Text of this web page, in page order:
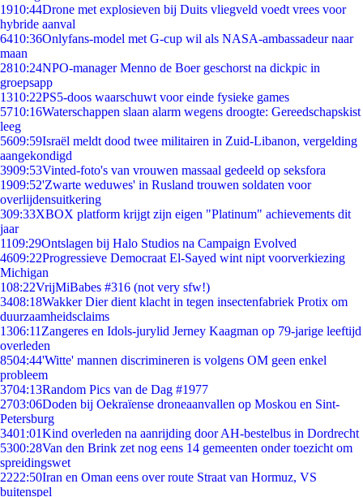
1910:44Drone met explosieven bij Duits vliegveld voedt vrees voor
hybride aanval
6410:36Onlyfans-model met G-cup wil als NASA-ambassadeur naar
maan
2810:24NPO-manager Menno de Boer geschorst na dickpic in
groepsapp
1310:22PS5-doos waarschuwt voor einde fysieke games
5710:16Waterschappen slaan alarm wegens droogte: Gereedschapskist
leeg
5609:59Israël meldt dood twee militairen in Zuid-Libanon, vergelding
aangekondigd
3909:53Vinted-foto's van vrouwen massaal gedeeld op seksfora
1909:52'Zwarte weduwes' in Rusland trouwen soldaten voor
overlijdensuitkering
309:33XBOX platform krijgt zijn eigen "Platinum" achievements dit
jaar
1109:29Ontslagen bij Halo Studios na Campaign Evolved
4609:22Progressieve Democraat El-Sayed wint nipt voorverkiezing
Michigan
108:22VrijMiBabes #316 (not very sfw!)
3408:18Wakker Dier dient klacht in tegen insectenfabriek Protix om
duurzaamheidsclaims
1306:11 Zangeres en Idols-jurylid Jerney Kaagman op 79-jarige leeftijd
overleden
8504:44'Witte' mannen discrimineren is volgens OM geen enkel
probleem
3704:13Random Pics van de Dag #1977
2703:06Doden bij Oekraïense droneaanvallen op Moskou en Sint-
Petersburg
3401:01Kind overleden na aanrijding door AH-bestelbus in Dordrecht
5300:28Van den Brink zet nog eens 14 gemeenten onder toezicht om
spreidingswet
2222:50Iran en Oman eens over route Straat van Hormuz, VS
buitenspel